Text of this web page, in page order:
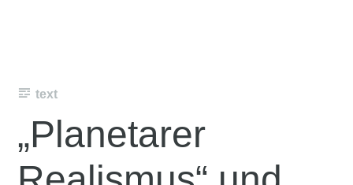
text
„Planetarer